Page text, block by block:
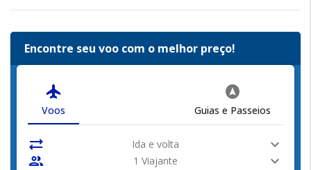
Encontre seu voo com o melhor preço!
flight
Voos
assistant_navigation
Guias e Passeios
sync_alt Ida e volta
expand_more
people
1 Viajante expand_more